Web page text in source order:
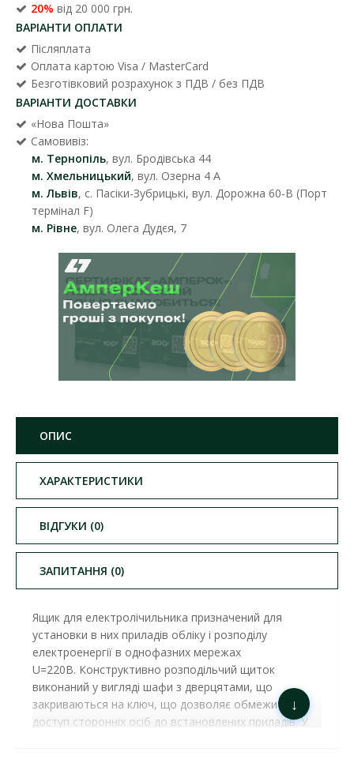
20% від 20 000 грн.
ВАРІАНТИ ОПЛАТИ
Післяплата
Оплата картою Visa / MasterCard
Безготівковий розрахунок з ПДВ / без ПДВ
ВАРІАНТИ ДОСТАВКИ
«Нова Пошта»
Самовивіз:
м. Тернопіль, вул. Бродівська 44
м. Хмельницький, вул. Озерна 4 А
м. Львів, с. Пасіки-Зубрицькі, вул. Дорожна 60-В (Порт
термінал F)
м. Рівне, вул. Олега Дудєя, 7
ОПИС
ХАРАКТЕРИСТИКИ
ВІДГУКИ (0)
ЗАПИТАННЯ (0)
Ящик для електролічильника призначений для
установки в них приладів обліку і розподілу
електроенергії в однофазних мережах
U=220В. Конструктивно розподільчий щиток
виконаний у вигляді шафи з дверцятами, що
закриваються на ключ, що дозволяє обмежити
доступ сторонніх осіб до встановлених приладів.У
↓